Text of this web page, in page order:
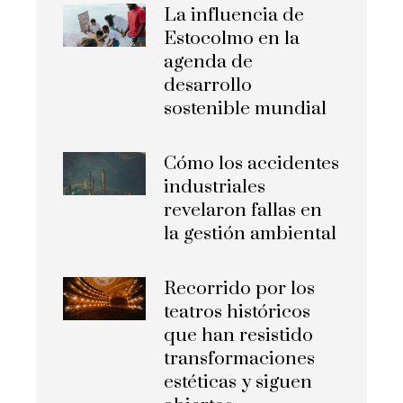
La influencia de
Estocolmo en la
agenda de
desarrollo
sostenible mundial
Cómo los accidentes
industriales
revelaron fallas en
la gestión ambiental
Recorrido por los
teatros históricos
que han resistido
transformaciones
estéticas y siguen